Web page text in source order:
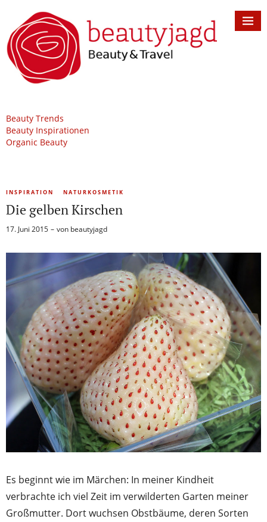
Beauty Trends
Beauty Inspirationen
Organic Beauty
INSPIRATION NATURKOSMETIK
Die gelben Kirschen
17. Juni 2015 von beautyjagd
Es beginnt wie im Märchen: In meiner Kindheit
verbrachte ich viel Zeit im verwilderten Garten meiner
Großmutter. Dort wuchsen Obstbäume, deren Sorten